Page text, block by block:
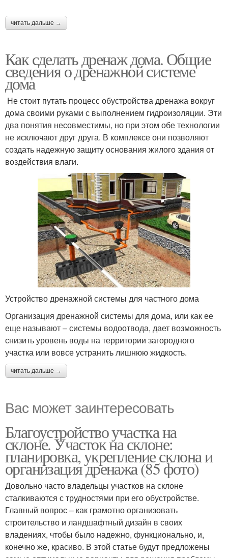
читать дальше →
Как сделать дренаж дома. Общие
сведения о дренажной системе
дома
Не стоит путать процесс обустройства дренажа вокруг
дома своими руками с выполнением гидроизоляции. Эти
два понятия несовместимы, но при этом обе технологии
не исключают друг друга. В комплексе они позволяют
создать надежную защиту основания жилого здания от
воздействия влаги.
Устройство дренажной системы для частного дома
Организация дренажной системы для дома, или как ее
еще называют – системы водоотвода, дает возможность
снизить уровень воды на территории загородного
участка или вовсе устранить лишнюю жидкость.
читать дальше →
Вас может заинтересовать
Благоустройство участка на
склоне. Участок на склоне:
планировка, укрепление склона и
организация дренажа (85 фото)
Довольно часто владельцы участков на склоне
сталкиваются с трудностями при его обустройстве.
Главный вопрос – как грамотно организовать
строительство и ландшафтный дизайн в своих
владениях, чтобы было надежно, функционально, и,
конечно же, красиво. В этой статье будут предложены